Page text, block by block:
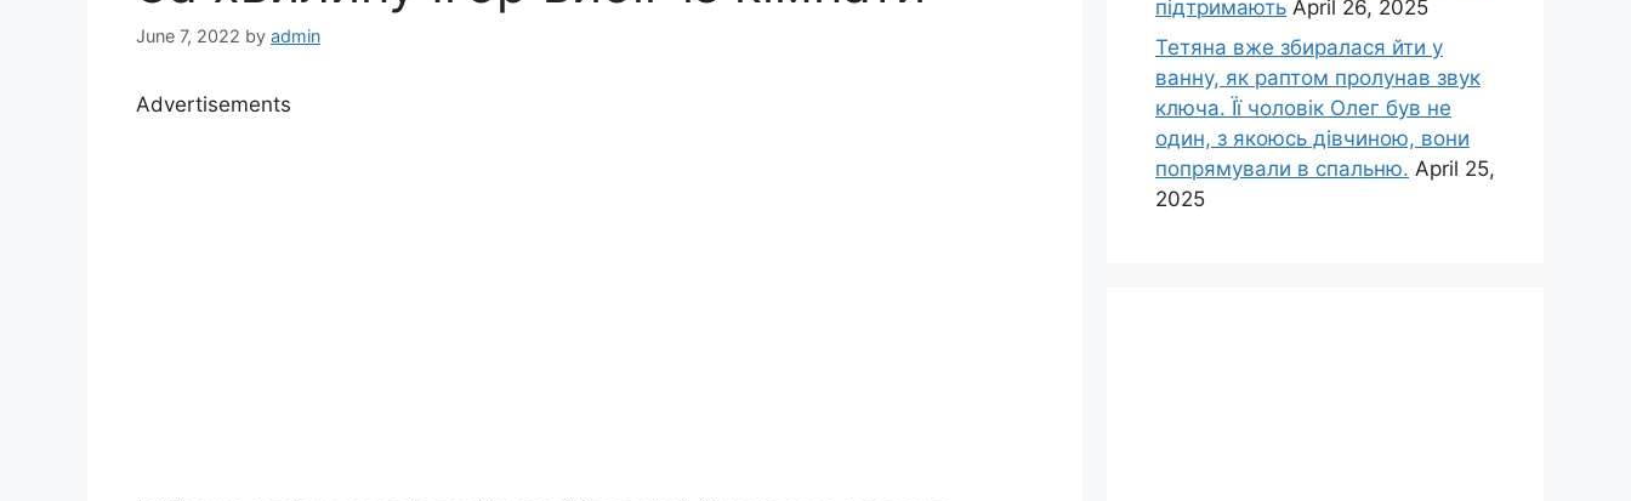
June 7, 2022 by admin
Advertisements
підтримають April 26, 2025
Тетяна вже збиралася йти у
ванну, як раптом пролунав звук
ключа. Її чоловік Олег був не
один, з якоюсь дівчиною, вони
попрямували в спальню. April 25,
2025